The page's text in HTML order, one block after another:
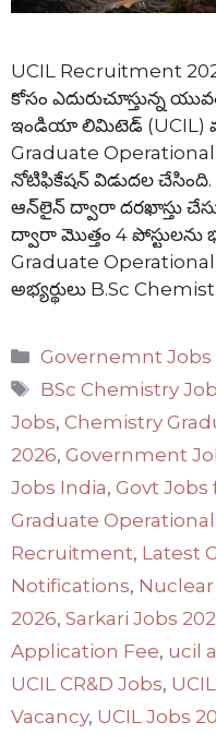
UCIL Recruitment
కోసం ఎదురుచూస్తున్న
ఇండియా లిమిటెడ్ (UCIL)
Graduate Operational
నోటిఫికేషన్ విడుదల చేసింది.
ఆన్‌లైన్ ద్వారా దరఖాస్తు
ద్వారా మొత్తం 4 పోస్టులను
Graduate Operational
అభ్యర్థులు B.Sc
Categories
Governemnt Jobs
Tags
BSc Chemistry
Jobs, Chemistry
2026, Government
Jobs India, Govt Jobs
Graduate
Recruitment, Latest
Notifications,
2026, Sarkari Jobs
Application Fee, ucil
UCIL CR&D Jobs,
Vacancy, UCIL Jobs